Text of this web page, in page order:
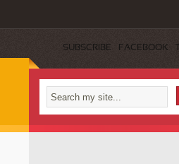
SUBSCRIBE FACEBOOK